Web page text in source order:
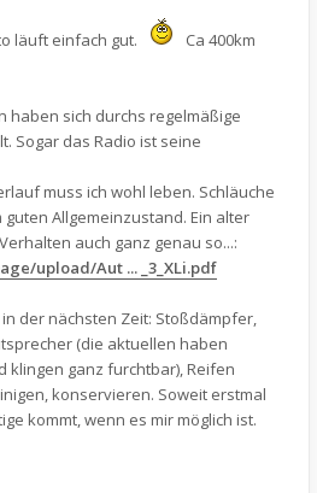
läuft einfach gut.
Ca 400km
haben sich durchs regelmäßige
Sogar das Radio ist seine
muss ich wohl leben. Schläuche
Allgemeinzustand. Ein alter
auch ganz genau so...:
upload/Aut ... _3_XLi.pdf
der nächsten Zeit: Stoßdämpfer,
(die aktuellen haben
klingen ganz furchtbar), Reifen
konservieren. Soweit erstmal
kommt, wenn es mir möglich ist.